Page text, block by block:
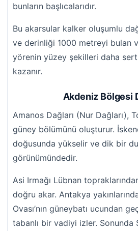
bunların başlıcalarıdır.
Bu akarsular kalker oluşumlu
ve derinliği 1000 metreyi bulan
yörenin yüzey şekilleri daha
kazanır.
Akdeniz Bölgesi
Amanos Dağları (Nur Dağları),
güney bölümünü oluşturur.
doğusunda yükselir ve dik bir
görünümündedir.
Asi Irmağı Lübnan
doğru akar. Antakya
Ovası’nın güneybatı ucundan
tabanlı bir vadiyi izler. Sonunda